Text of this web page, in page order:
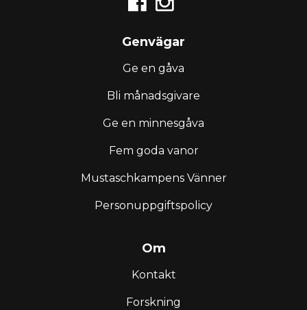
Genvägar
Ge en gåva
Bli månadsgivare
Ge en minnesgåva
Fem goda vanor
Mustaschkampens Vänner
Personuppgiftspolicy
Om
Kontakt
Forskning